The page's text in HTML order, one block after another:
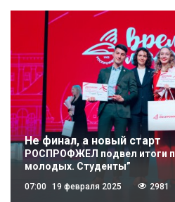
Не финал, а новый старт
РОСПРОФЖЕЛ подвел итоги
молодых. Студенты”
07:00 19 февраля 2025 2981